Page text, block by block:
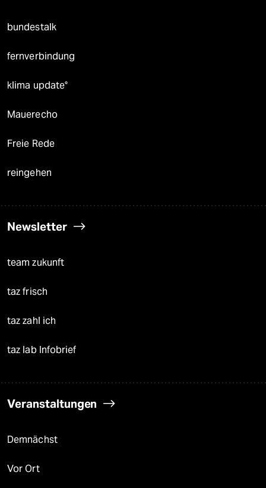
bundestalk
fernverbindung
klima update°
Mauerecho
Freie Rede
reingehen
Newsletter
team zukunft
taz frisch
taz zahl ich
taz lab Infobrief
Veranstaltungen
Demnächst
Vor Ort